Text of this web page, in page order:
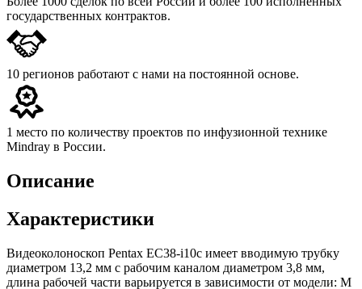
государственных контрактов.
10 регионов работают с нами на постоянной основе.
1 место по количеству проектов по инфузионной технике
Mindray в России.
Описание
Характеристики
Видеоколоноскоп Pentax EC38-i10c имеет вводимую трубку
диаметром 13,2 мм с рабочим каналом диаметром 3,8 мм,
длина рабочей части варьируется в зависимости от модели: M